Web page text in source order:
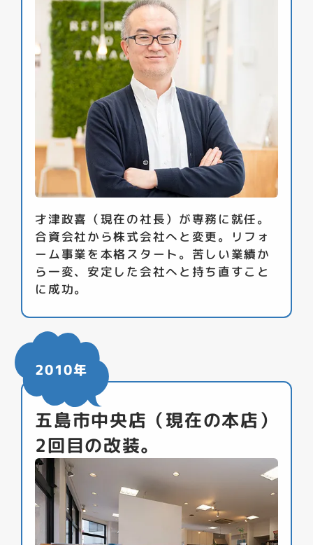
才津政喜（現在の社長）が専務に就任。
合資会社から株式会社へと変更。リフォ
ーム事業を本格スタート。苦しい業績か
ら一変、安定した会社へと持ち直すこと
に成功。
2010年
五島市中央店（現在の本店）
2回目の改装。